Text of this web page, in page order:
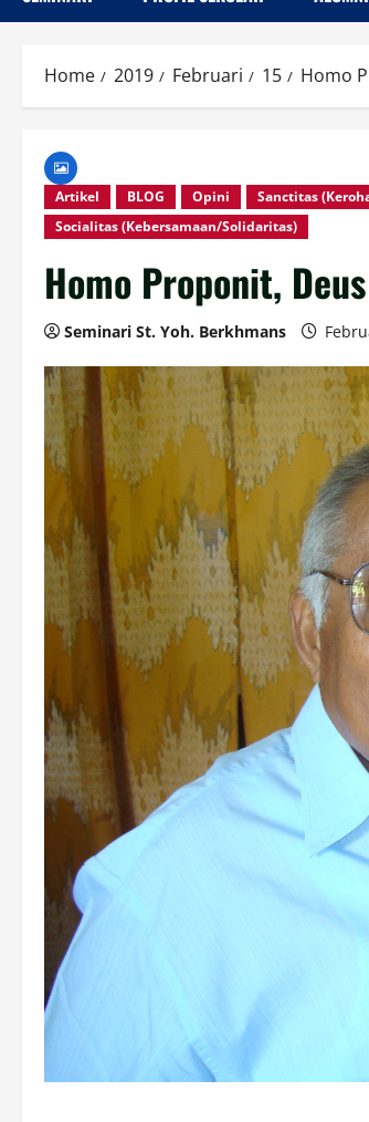
Home 2019 Februari 15 Homo
Artikel BLOG Opini Sanctitas
Socialitas (Kebersamaan/Solidaritas)
Homo Proponit,
Seminari St. Yoh. Berkhmans